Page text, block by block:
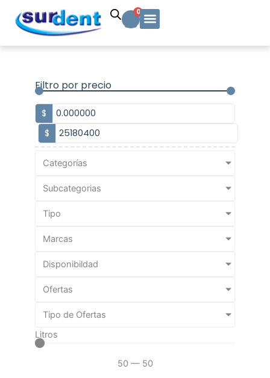
contenido
0
Carrito
Filtro por precio
$
$
Categorías
Subcategorias
Tipo
Marcas
Disponibildad
Ofertas
Tipo de Ofertas
Litros
50 — 50